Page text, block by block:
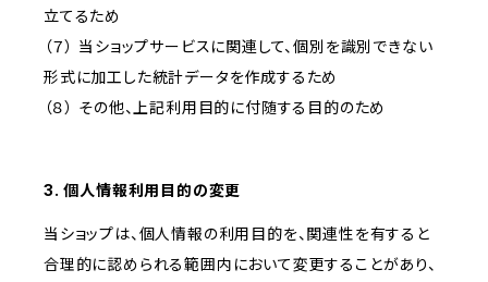
立てるため
（７） 当ショップサービスに関連して、個別を識別できない
形式に加工した統計データを作成するため
（８） その他、上記利用目的に付随する目的のため
3. 個人情報利用目的の変更
当ショップは、個人情報の利用目的を、関連性を有すると
合理的に認められる範囲内において変更することがあり、